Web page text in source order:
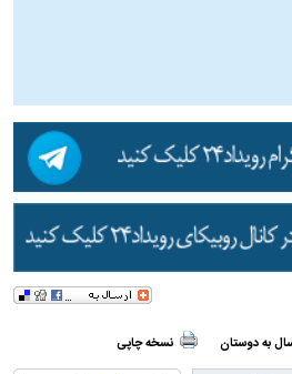
به دوستان نسخه چاپی